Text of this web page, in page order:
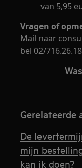
van 5,95
Vragen of
Mail naar
bel 02/716.26.18
Gerelateerde
De
mijn
kan ik doen?